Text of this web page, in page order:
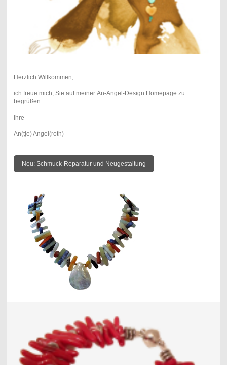
Herzlich Willkommen,
ich freue mich, Sie auf meiner An-Angel-Design Homepage zu
begrüßen.
Ihre
An(tje) Angel(roth)
Neu: Schmuck-Reparatur und Neugestaltung